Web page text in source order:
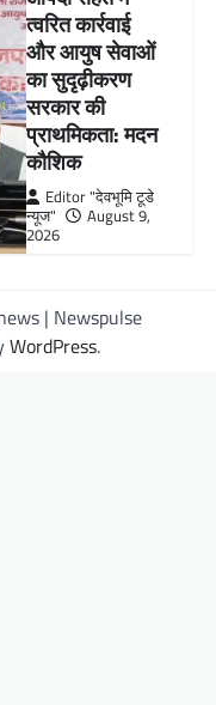
त्वरित कार्रवाई
और आयुष सेवाओं
का सुदृढ़ीकरण
सरकार की
प्राथमिकता: मदन
कौशिक
Editor "देवभूमि टूडे
न्यूज"
August 9,
2026
| Newspulse
WordPress.